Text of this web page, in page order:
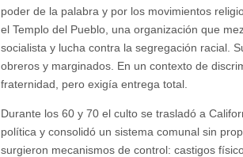
poder de la palabra y por los movimientos
el Templo del Pueblo, una organización que
socialista y lucha contra la segregación racial.
obreros y marginados. En un contexto de
fraternidad, pero exigía entrega total.
Durante los 60 y 70 el culto se trasladó a
política y consolidó un sistema comunal sin
surgieron mecanismos de control: castigos